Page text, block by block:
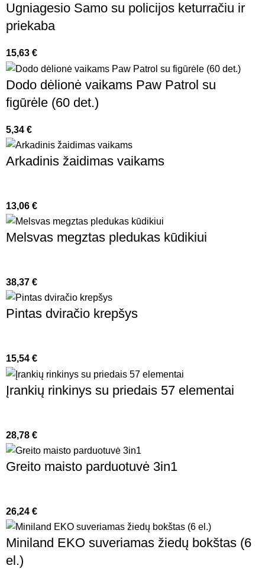
Ugniagesio Samo su policijos keturračiu ir
priekaba
15,63€
Dodo dėlionė vaikams Paw Patrol su
figūrėle (60 det.)
5,34€
Arkadinis žaidimas vaikams
13,06€
Melsvas megztas pledukas kūdikiui
38,37€
Pintas dviračio krepšys
15,54€
Įrankių rinkinys su priedais 57 elementai
28,78€
Greito maisto parduotuvė 3in1
26,24€
Miniland EKO suveriamas žiedų bokštas (6
el.)